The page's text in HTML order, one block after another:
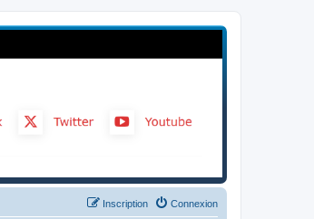
Connexion
Inscription